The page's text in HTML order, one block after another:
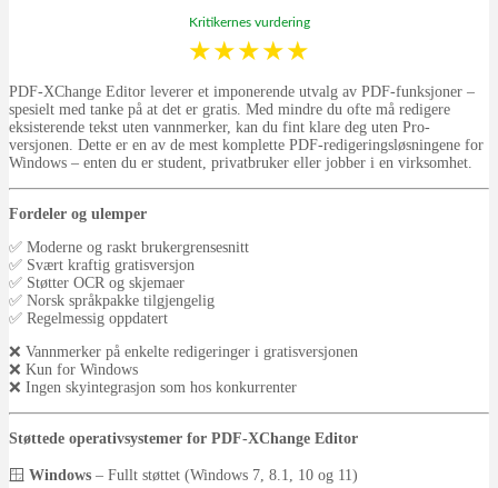
Kritikernes vurdering
★★★★★
PDF-XChange Editor leverer et imponerende utvalg av PDF-funksjoner –
spesielt med tanke på at det er gratis. Med mindre du ofte må redigere
eksisterende tekst uten vannmerker, kan du fint klare deg uten Pro-
versjonen. Dette er en av de mest komplette PDF-redigeringsløsningene for
Windows – enten du er student, privatbruker eller jobber i en virksomhet.
Fordeler og ulemper
✅ Moderne og raskt brukergrensesnitt
✅ Svært kraftig gratisversjon
✅ Støtter OCR og skjemaer
✅ Norsk språkpakke tilgjengelig
✅ Regelmessig oppdatert
❌ Vannmerker på enkelte redigeringer i gratisversjonen
❌ Kun for Windows
❌ Ingen skyintegrasjon som hos konkurrenter
Støttede operativsystemer for PDF-XChange Editor
🪟 Windows – Fullt støttet (Windows 7, 8.1, 10 og 11)